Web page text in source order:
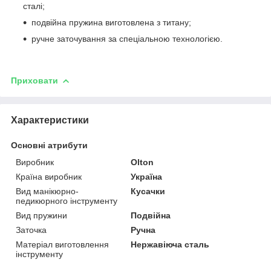
сталі;
подвійна пружина виготовлена з титану;
ручне заточування за спеціальною технологією.
Приховати
Характеристики
Основні атрибути
Виробник
Olton
Країна виробник
Україна
Вид манікюрно-
педикюрного інструменту
Кусачки
Вид пружини
Подвійна
Заточка
Ручна
Матеріал виготовлення
інструменту
Нержавіюча сталь